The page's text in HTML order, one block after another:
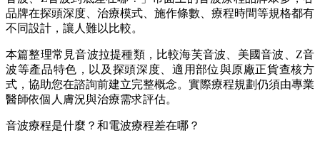
品牌在探頭深度、治療模式、施作條數、療程時間等規格都有
不同設計，讓人難以比較。
本篇整理常見音波拉提種類，比較海芙音波、美國音波、Z音
波等產品特色，以及探頭深度、適用部位與原廠正貨查核方
式，協助您在諮詢前建立完整概念。實際療程規劃仍須由專業
醫師依個人膚況與治療需求評估。
音波療程是什麼？和電波療程差在哪？